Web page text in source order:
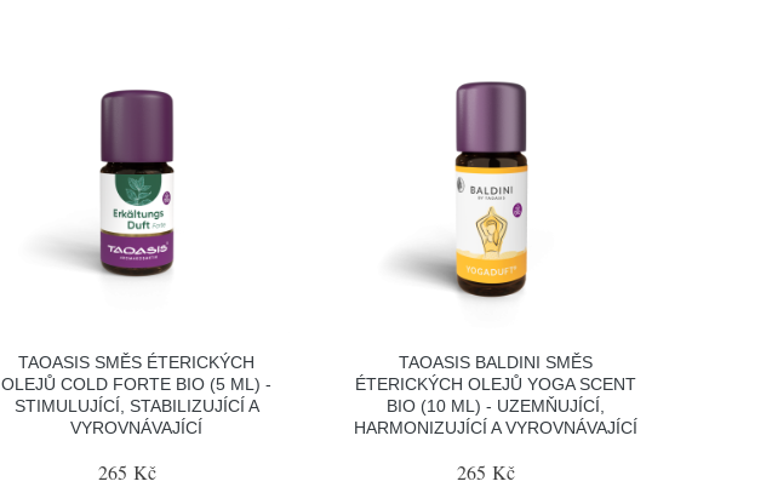
TAOASIS SMĚS ÉTERICKÝCH
OLEJŮ COLD FORTE BIO (5 ML) -
STIMULUJÍCÍ, STABILIZUJÍCÍ A
VYROVNÁVAJÍCÍ
265 Kč
TAOASIS BALDINI SMĚS
ÉTERICKÝCH OLEJŮ YOGA SCENT
BIO (10 ML) - UZEMŇUJÍCÍ,
HARMONIZUJÍCÍ A VYROVNÁVAJÍCÍ
265 Kč